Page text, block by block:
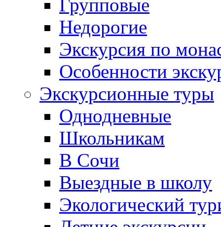
Групповые
Недорогие
Экскурсия по
Особенности
Экскурсионные туры
Однодневные
Школьникам
В Сочи
Выездные в школу
Экологический